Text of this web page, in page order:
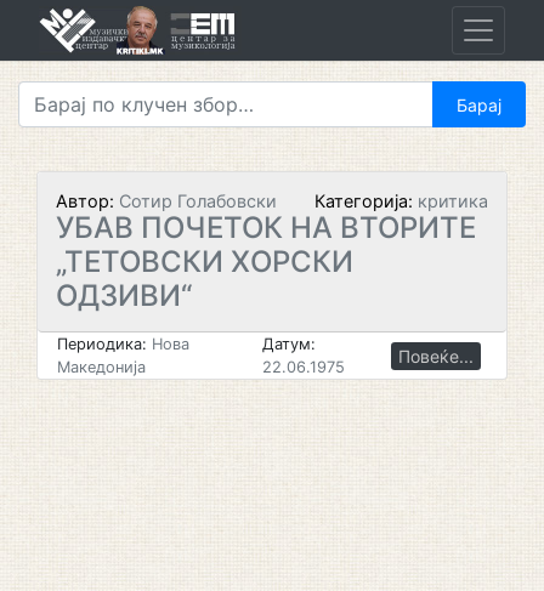
Автор: Сотир Голабовски Категорија: критика
УБАВ ПОЧЕТОК НА ВТОРИТЕ
„ТЕТОВСКИ ХОРСКИ
ОДЗИВИ“
Периодика: Нова
Македонија
Датум:
22.06.1975
Повеќе...